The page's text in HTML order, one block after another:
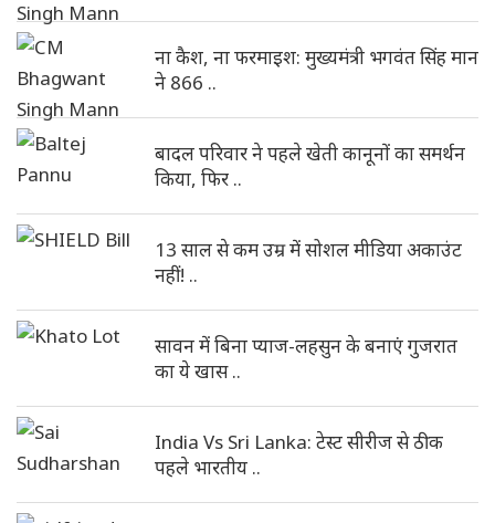
ना कैश, ना फरमाइश: मुख्यमंत्री भगवंत सिंह मान
ने 866 ..
बादल परिवार ने पहले खेती कानूनों का समर्थन
किया, फिर ..
13 साल से कम उम्र में सोशल मीडिया अकाउंट
नहीं! ..
सावन में बिना प्याज-लहसुन के बनाएं गुजरात
का ये खास ..
India Vs Sri Lanka: टेस्ट सीरीज से ठीक
पहले भारतीय ..